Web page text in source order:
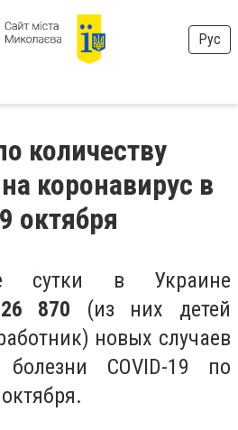
Рус
количеству
коронавирус в
октября
сутки в Украине
26 870 (из них детей
новых случаев
болезни COVID-19 по